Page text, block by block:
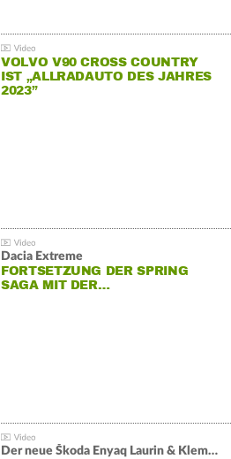
VOLVO V90 CROSS COUNTRY
IST „ALLRADAUTO DES JAHRES
2023”
Dacia Extreme
FORTSETZUNG DER SPRING
SAGA MIT DER…
Der neue Škoda Enyaq Laurin & Klement